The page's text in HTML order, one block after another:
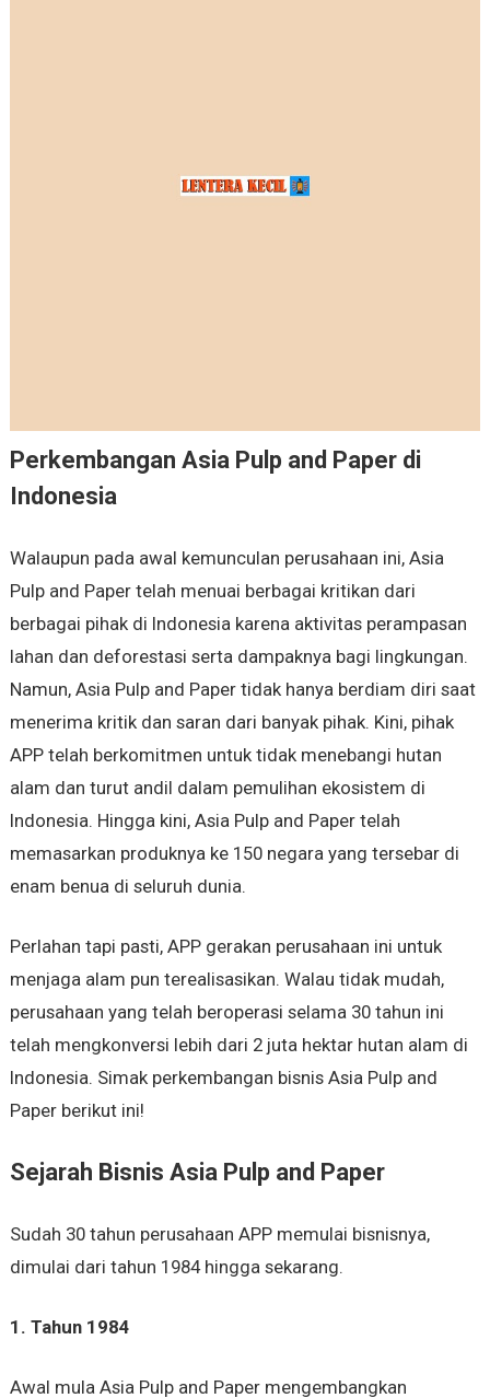
Perkembangan Asia Pulp and Paper di
Indonesia
Walaupun pada awal kemunculan perusahaan ini, Asia
Pulp and Paper telah menuai berbagai kritikan dari
berbagai pihak di Indonesia karena aktivitas perampasan
lahan dan deforestasi serta dampaknya bagi lingkungan.
Namun, Asia Pulp and Paper tidak hanya berdiam diri saat
menerima kritik dan saran dari banyak pihak. Kini, pihak
APP telah berkomitmen untuk tidak menebangi hutan
alam dan turut andil dalam pemulihan ekosistem di
Indonesia. Hingga kini, Asia Pulp and Paper telah
memasarkan produknya ke 150 negara yang tersebar di
enam benua di seluruh dunia.
Perlahan tapi pasti, APP gerakan perusahaan ini untuk
menjaga alam pun terealisasikan. Walau tidak mudah,
perusahaan yang telah beroperasi selama 30 tahun ini
telah mengkonversi lebih dari 2 juta hektar hutan alam di
Indonesia. Simak perkembangan bisnis Asia Pulp and
Paper berikut ini!
Sejarah Bisnis Asia Pulp and Paper
Sudah 30 tahun perusahaan APP memulai bisnisnya,
dimulai dari tahun 1984 hingga sekarang.
1. Tahun 1984
Awal mula Asia Pulp and Paper mengembangkan